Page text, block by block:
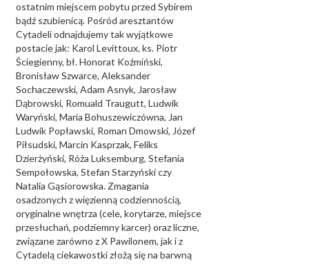
ostatnim miejscem pobytu przed Sybirem
bądź szubienicą. Pośród aresztantów
Cytadeli odnajdujemy tak wyjątkowe
postacie jak: Karol Levittoux, ks. Piotr
Ściegienny, bł. Honorat Koźmiński,
Bronisław Szwarce, Aleksander
Sochaczewski, Adam Asnyk, Jarosław
Dąbrowski, Romuald Traugutt, Ludwik
Waryński, Maria Bohuszewiczówna, Jan
Ludwik Popławski, Roman Dmowski, Józef
Piłsudski, Marcin Kasprzak, Feliks
Dzierżyński, Róża Luksemburg, Stefania
Sempołowska, Stefan Starzyński czy
Natalia Gąsiorowska. Zmagania
osadzonych z więzienną codziennością,
oryginalne wnętrza (cele, korytarze, miejsce
przesłuchań, podziemny karcer) oraz liczne,
związane zarówno z X Pawilonem, jak i z
Cytadelą ciekawostki złożą się na barwną